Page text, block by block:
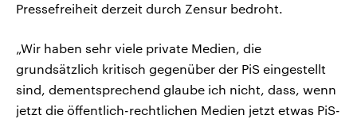
Pressefreiheit derzeit durch Zensur bedroht.
„Wir haben sehr viele private Medien, die
grundsätzlich kritisch gegenüber der PiS eingestellt
sind, dementsprechend glaube ich nicht, dass, wenn
jetzt die öffentlich-rechtlichen Medien jetzt etwas PiS-